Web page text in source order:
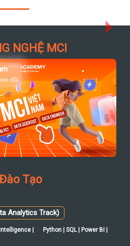
NGHỆ MCI
dõi
Tạo
Analytics Track)
|
Python | SQL | Power BI |